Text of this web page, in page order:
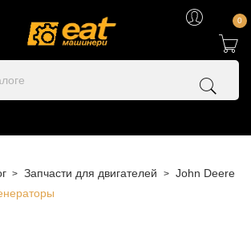
0
Запчасти для двигателей
John Deere